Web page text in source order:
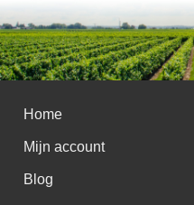
Home
Mijn account
Blog